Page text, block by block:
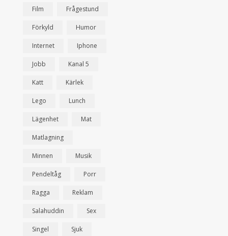
Film Frågestund
Förkyld Humor
Internet Iphone
Jobb Kanal 5
Katt Kärlek
Lego Lunch
Lägenhet Mat
Matlagning
Minnen Musik
Pendeltåg Porr
Ragga Reklam
Salahuddin Sex
Singel Sjuk